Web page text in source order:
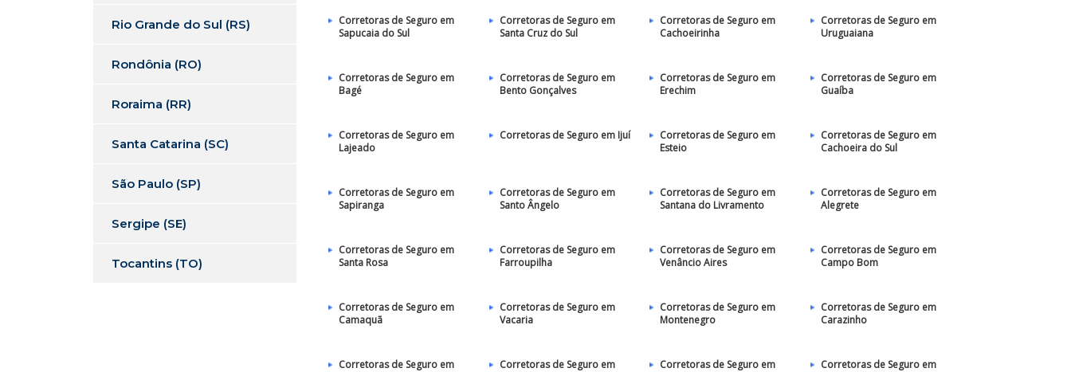
Corretoras de Seguro em
Sapucaia do Sul
Corretoras de Seguro em
Santa Cruz do Sul
Corretoras de Seguro em
Cachoeirinha
Corretoras de Seguro em
Uruguaiana
Corretoras de Seguro em
Bagé
Corretoras de Seguro em
Bento Gonçalves
Corretoras de Seguro em
Erechim
Corretoras de Seguro em
Guaíba
Corretoras de Seguro em
Lajeado
Corretoras de Seguro em Ijuí
Corretoras de Seguro em
Esteio
Corretoras de Seguro em
Cachoeira do Sul
Corretoras de Seguro em
Sapiranga
Corretoras de Seguro em
Santo Ângelo
Corretoras de Seguro em
Santana do Livramento
Corretoras de Seguro em
Alegrete
Corretoras de Seguro em
Santa Rosa
Corretoras de Seguro em
Farroupilha
Corretoras de Seguro em
Venâncio Aires
Corretoras de Seguro em
Campo Bom
Corretoras de Seguro em
Camaquã
Corretoras de Seguro em
Vacaria
Corretoras de Seguro em
Montenegro
Corretoras de Seguro em
Carazinho
Corretoras de Seguro em
Corretoras de Seguro em
Corretoras de Seguro em
Corretoras de Seguro em
Rio Grande do Sul (RS)
Rondônia (RO)
Roraima (RR)
Santa Catarina (SC)
São Paulo (SP)
Sergipe (SE)
Tocantins (TO)